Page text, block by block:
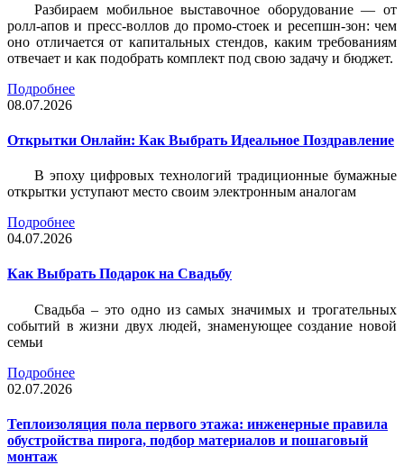
Разбираем мобильное выставочное оборудование — от
ролл-апов и пресс-воллов до промо-стоек и ресепшн-зон: чем
оно отличается от капитальных стендов, каким требованиям
отвечает и как подобрать комплект под свою задачу и бюджет.
Подробнее
08.07.2026
Открытки Онлайн: Как Выбрать Идеальное Поздравление
В эпоху цифровых технологий традиционные бумажные
открытки уступают место своим электронным аналогам
Подробнее
04.07.2026
Как Выбрать Подарок на Свадьбу
Свадьба – это одно из самых значимых и трогательных
событий в жизни двух людей, знаменующее создание новой
семьи
Подробнее
02.07.2026
Теплоизоляция пола первого этажа: инженерные правила
обустройства пирога, подбор материалов и пошаговый
монтаж